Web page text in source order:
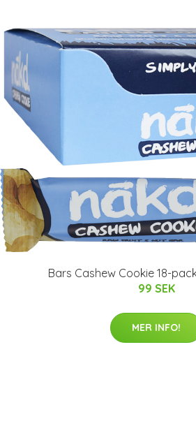
Bars Cashew Cookie 18-
99 SEK
MER INFO!